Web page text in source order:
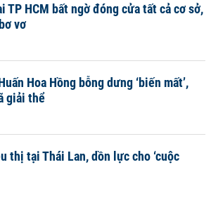
TP HCM bất ngờ đóng cửa tất cả cơ sở,
vơ
Hoa Hồng bỗng dưng ‘biến mất’,
giải thể
thị tại Thái Lan, dồn lực cho ‘cuộc